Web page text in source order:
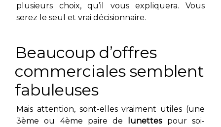
plusieurs choix, qu’il vous expliquera. Vous
serez le seul et vrai décisionnaire.
Beaucoup d’offres
commerciales semblent
fabuleuses
Mais attention, sont-elles vraiment utiles (une
3ème ou 4ème paire de
lunettespour soi-